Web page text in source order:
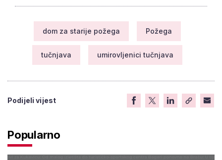
dom za starije požega Požega
tučnjava umirovljenici tučnjava
Podijeli vijest
Popularno